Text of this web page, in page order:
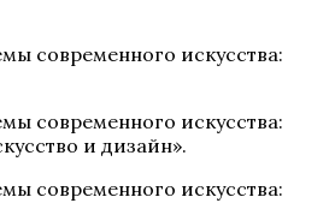
современного искусства:
современного искусства:
и дизайн».
современного искусства: